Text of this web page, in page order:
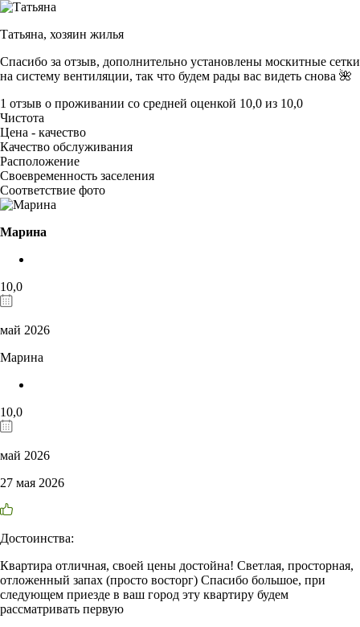
Татьяна, хозяин жилья
Спасибо за отзыв, дополнительно установлены москитные сетки
на систему вентиляции, так что будем рады вас видеть снова 🌺
1 отзыв о проживании со средней оценкой 10,0 из 10,0
Чистота
Цена - качество
Качество обслуживания
Расположение
Своевременность заселения
Соответствие фото
Марина
10,0
май 2026
Марина
10,0
май 2026
27 мая 2026
Достоинства:
Квартира отличная, своей цены достойна! Светлая, просторная,
отложенный запах (просто восторг) Спасибо большое, при
следующем приезде в ваш город эту квартиру будем
рассматривать первую